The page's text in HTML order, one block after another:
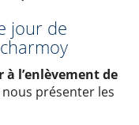
jour de
à l’enlèvement de
nous présenter les